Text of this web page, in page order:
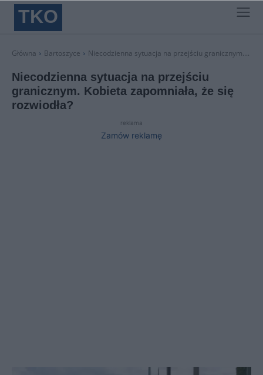
TKO
Główna Bartoszyce Niecodzienna sytuacja na przejściu granicznym....
Niecodzienna sytuacja na przejściu
granicznym. Kobieta zapomniała, że się
rozwiodła?
reklama
Zamów reklamę